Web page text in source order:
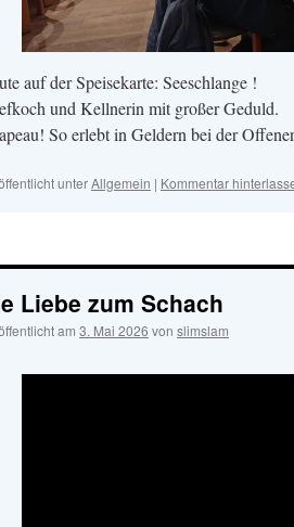
auf der Speisekarte: Seeschlange !
und Kellnerin mit großer Geduld.
So erlebt in Geldern bei der
unterAllgemein | Kommentar
Liebe zum Schach
am 3. Mai 2026 von slimslam